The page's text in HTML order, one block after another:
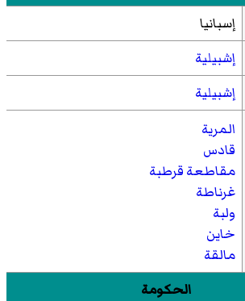
إسبانيا
إشبيلية
إشبيلية
المرية
قادس
مقاطعة قرطبة
غرناطة
ولبة
خاين
مالقة
إشبيلية
الحكومة